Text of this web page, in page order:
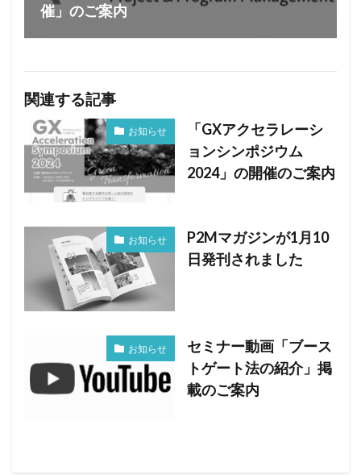
催」のご案内
関連する記事
お知らせ
「GXアクセラレーシ
ョンシンポジウム
2024」の開催のご案内
お知らせ
P2Mマガジンが1月10
日発刊されました
お知らせ
セミナー動画「ブース
トゲート法の紹介」掲
載のご案内